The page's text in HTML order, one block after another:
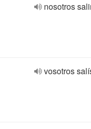
nosotros
vosotros